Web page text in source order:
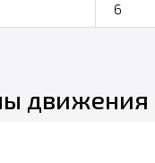
6
движения